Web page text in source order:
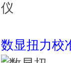
数显扭力校